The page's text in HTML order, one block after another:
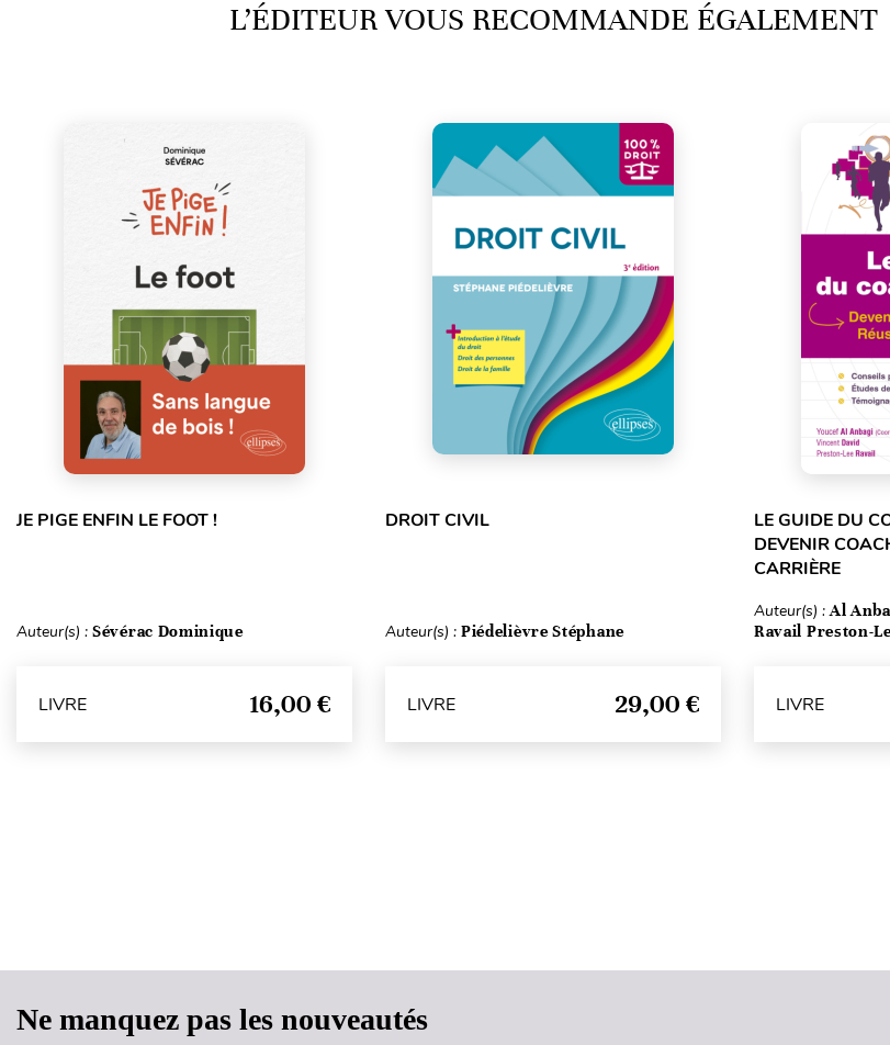
L’ÉDITEUR VOUS RECOMMANDE ÉGALEMENT
JE PIGE ENFIN LE FOOT !
Auteur(s) : Sévérac Dominique
LIVRE 16,00 €
DROIT CIVIL
Auteur(s) : Piédelièvre Stéphane
LIVRE 29,00 €
LE GUIDE DU
DEVENIR
CARRIÈRE
Auteur(s) :Al
Ravail Preston-
LIVRE
Ne manquez pas les nouveautés